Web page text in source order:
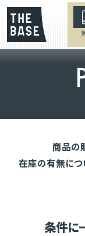
商品の
在庫の有無につ
条件に